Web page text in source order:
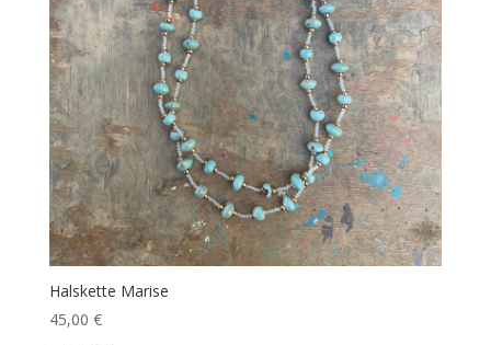
Halskette Marise
45,00 €